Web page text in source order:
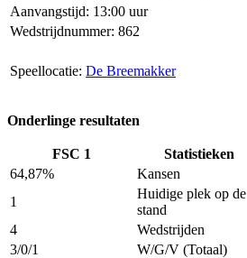
Aanvangstijd: 13:00 uur
Wedstrijdnummer: 862
Speellocatie: De Breemakker
Onderlinge resultaten
FSC 1 Statistieken
64,87%
Kansen
1
Huidige plek op de
stand
4
Wedstrijden
3/0/1
W/G/V (Totaal)